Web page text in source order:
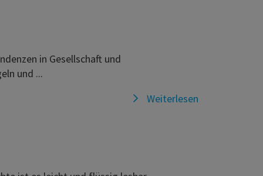
in Gesellschaft und
und ...
Weiterlesen